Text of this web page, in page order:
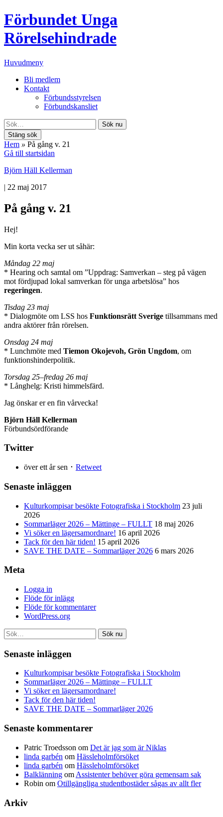
Förbundet Unga
Rörelsehindrade
Huvudmeny
Bli medlem
Kontakt
Förbundsstyrelsen
Förbundskansliet
Sök nu
Stäng sök
Hem » På gång v. 21
Gå till startsidan
Björn Häll Kellerman
| 22 maj 2017
På gång v. 21
Hej!
Min korta vecka ser ut såhär:
Måndag 22 maj
* Hearing och samtal om ”Uppdrag: Samverkan – steg på vägen
mot fördjupad lokal samverkan för unga arbetslösa” hos
regeringen.
Tisdag 23 maj
* Dialogmöte om LSS hos Funktionsrätt Sverige tillsammans med
andra aktörer från rörelsen.
Onsdag 24 maj
* Lunchmöte med Tiemon Okojevoh, Grön Ungdom, om
funktionshinderpolitik.
Torsdag 25–fredag 26 maj
* Långhelg: Kristi himmelsfärd.
Jag önskar er en fin vårvecka!
Björn Häll Kellerman
Förbundsördförande
Twitter
över ett år sen ･ Retweet
Senaste inläggen
Kulturkompisar besökte Fotografiska i Stockholm 23 juli
2026
Sommarläger 2026 – Mättinge – FULLT 18 maj 2026
Vi söker en lägersamordnare! 16 april 2026
Tack för den här tiden! 15 april 2026
SAVE THE DATE – Sommarläger 2026 6 mars 2026
Meta
Logga in
Flöde för inlägg
Flöde för kommentarer
WordPress.org
Sök nu
Senaste inläggen
Kulturkompisar besökte Fotografiska i Stockholm
Sommarläger 2026 – Mättinge – FULLT
Vi söker en lägersamordnare!
Tack för den här tiden!
SAVE THE DATE – Sommarläger 2026
Senaste kommentarer
Patric Troedsson om Det är jag som är Niklas
linda garbén om Hässleholmförsöket
linda garbén om Hässleholmförsöket
Balklänning om Assistenter behöver göra gemensam sak
Robin om Otillgängliga studentbostäder sågas av allt fler
Arkiv